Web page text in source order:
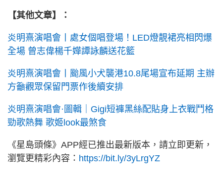
【其他文章】：
炎明熹演唱會丨處女個唱登場！LED燈靚裙亮相閃爆
全場 曾志偉楊千嬅譚詠麟送花籃
炎明熹演唱會丨颱風小犬襲港10.8尾場宣布延期 主辦
方籲觀眾保留門票作後續安排
炎明熹演唱會·圖輯｜Gigi短褲黑絲配貼身上衣戰鬥格
勁歌熱舞 歌姬look最煞食
《星島頭條》APP經已推出最新版本，請立即更新，
瀏覽更精彩內容： https://bit.ly/3yLrgYZ